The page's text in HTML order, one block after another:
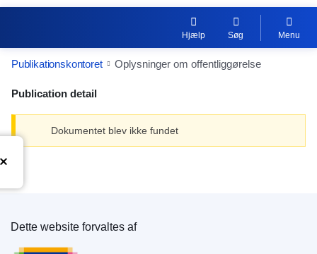
Hjælp Søg Menu
Publikationskontoret Oplysninger om offentliggørelse
Publication detail
Dokumentet blev ikke fundet
Den Europæiske Unions Publikationskontor
Dette website forvaltes af